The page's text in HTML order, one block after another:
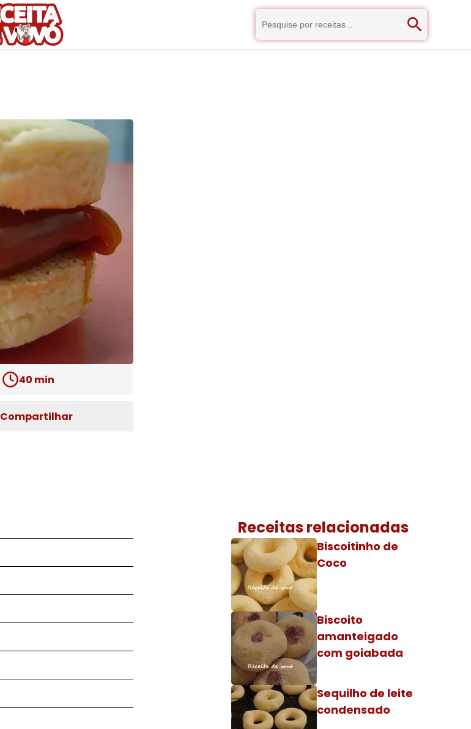
40 min
Compartilhar
Receitas relacionadas
Biscoitinho de
Coco
Biscoito
amanteigado
com goiabada
Sequilho de leite
condensado